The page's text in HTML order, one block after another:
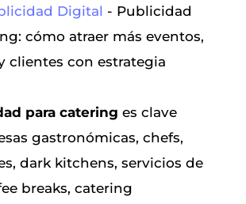
Digital - Publicidad
cómo atraer más eventos,
clientes con estrategia
para catering es clave
gastronómicas, chefs,
dark kitchens, servicios de
breaks, catering